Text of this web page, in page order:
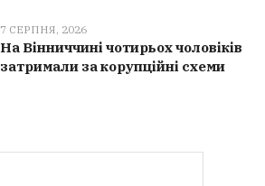
7 СЕРПНЯ, 2026
На Вінниччині чотирьох чоловіків
затримали за корупційні схеми